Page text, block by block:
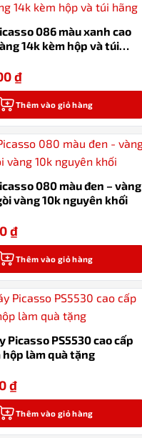
086 màu xanh cao
14k kèm hộp và túi
₫
Thêm vào giỏ hàng
080 màu đen – vàng
vàng 10k nguyên khối
₫
Thêm vào giỏ hàng
Picasso PS5530 cao cấp
hộp làm quà tặng
₫
Thêm vào giỏ hàng